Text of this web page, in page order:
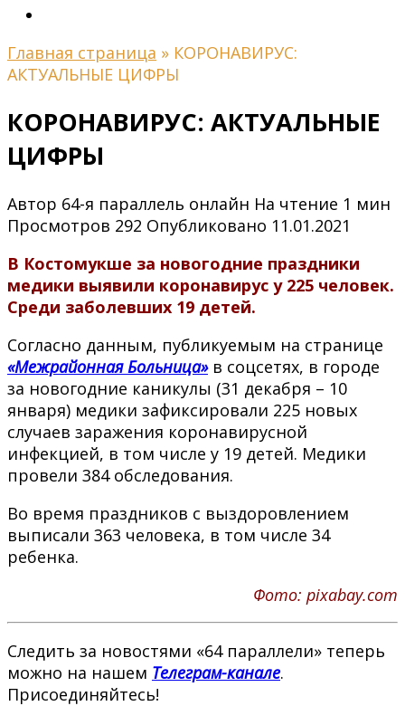
Главная страница » КОРОНАВИРУС:
АКТУАЛЬНЫЕ ЦИФРЫ
КОРОНАВИРУС: АКТУАЛЬНЫЕ
ЦИФРЫ
Автор 64-я параллель онлайн На чтение 1 мин
Просмотров 292 Опубликовано 11.01.2021
В Костомукше за новогодние праздники
медики выявили коронавирус у 225 человек.
Среди заболевших 19 детей.
Согласно данным, публикуемым на странице
«Межрайонная Больница»в соцсетях, в городе
за новогодние каникулы (31 декабря – 10
января) медики зафиксировали 225 новых
случаев заражения коронавирусной
инфекцией, в том числе у 19 детей. Медики
провели 384 обследования.
Во время праздников с выздоровлением
выписали 363 человека, в том числе 34
ребенка.
Фото: pixabay.com
Следить за новостями «64 параллели» теперь
можно на нашем Телеграм-канале.
Присоединяйтесь!